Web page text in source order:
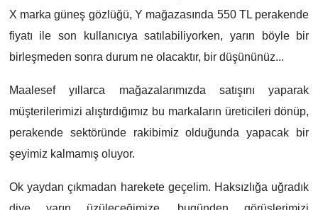
X marka güneş gözlüğü, Y mağazasında 550 TL perakende
fiyatı ile son kullanıcıya satılabiliyorken, yarın böyle bir
birleşmeden sonra durum ne olacaktır, bir düşününüz...
Maalesef yıllarca mağazalarımızda satışını yaparak
müşterilerimizi alıştırdığımız bu markaların üreticileri dönüp,
perakende sektöründe rakibimiz olduğunda yapacak bir
şeyimiz kalmamış oluyor.
Ok yaydan çıkmadan harekete geçelim. Haksızlığa uğradık